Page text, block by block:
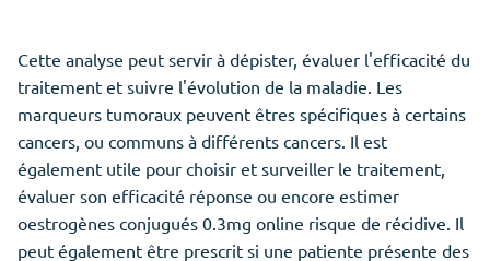
Cette analyse peut servir à dépister, évaluer l'efficacité du
traitement et suivre l'évolution de la maladie. Les
marqueurs tumoraux peuvent êtres spécifiques à certains
cancers, ou communs à différents cancers. Il est
également utile pour choisir et surveiller le traitement,
évaluer son efficacité réponse ou encore estimer
oestrogènes conjugués 0.3mg online risque de récidive. Il
peut également être prescrit si une patiente présente des